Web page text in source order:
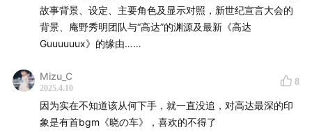
战争的转折点：地球联邦研发出光速步枪对抗吉翁的
36:20
宇宙中的新人类能力：空间认知与远程操作的神奇
能力
中国互联网发展最快的几年，“高达”粉圈的形成与冲
故事背景、设定、主要角色及显示对照，新世纪宣言大会的
背景、庵野秀明团队与“高达”的渊源及最新《高达
Guuuuuux》的缘由……
Mizu_C
2025.4.10
8
因为实在不知道该从何下手，就一直没追，对高达最深的印
象是有首bgm《晓の车》，喜欢的不得了